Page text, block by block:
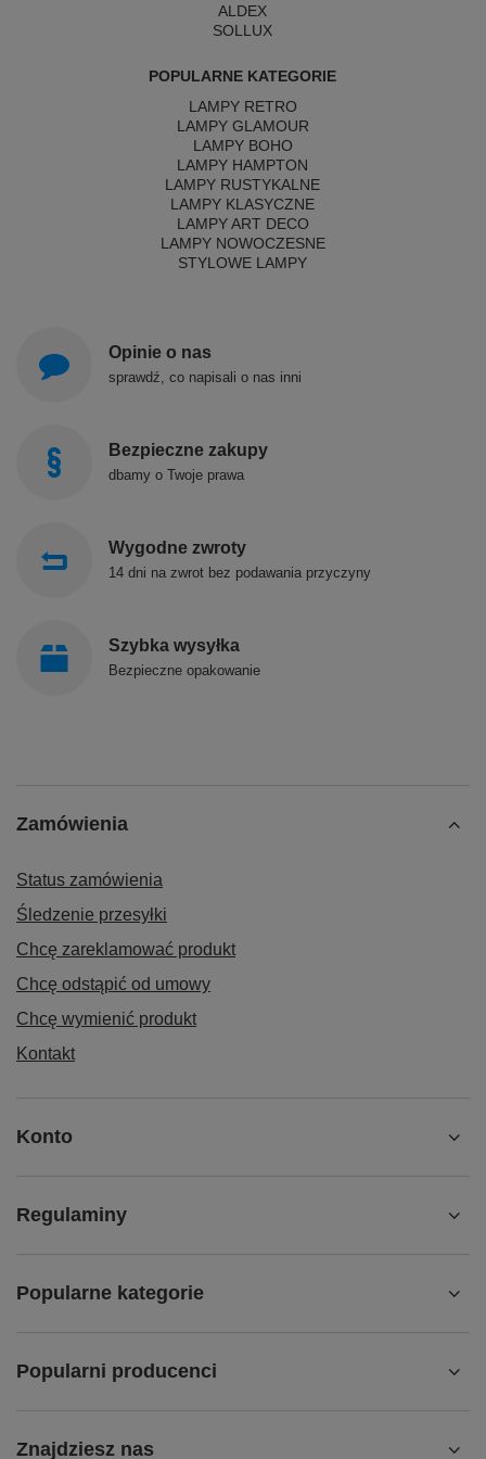
ALDEX
SOLLUX
POPULARNE KATEGORIE
LAMPY RETRO
LAMPY GLAMOUR
LAMPY BOHO
LAMPY HAMPTON
LAMPY RUSTYKALNE
LAMPY KLASYCZNE
LAMPY ART DECO
LAMPY NOWOCZESNE
STYLOWE LAMPY
Opinie o nas
sprawdź, co napisali o nas inni
Bezpieczne zakupy
dbamy o Twoje prawa
Wygodne zwroty
14 dni na zwrot bez podawania przyczyny
Szybka wysyłka
Bezpieczne opakowanie
Zamówienia
Status zamówienia
Śledzenie przesyłki
Chcę zareklamować produkt
Chcę odstąpić od umowy
Chcę wymienić produkt
Kontakt
Konto
Regulaminy
Popularne kategorie
Popularni producenci
Znajdziesz nas